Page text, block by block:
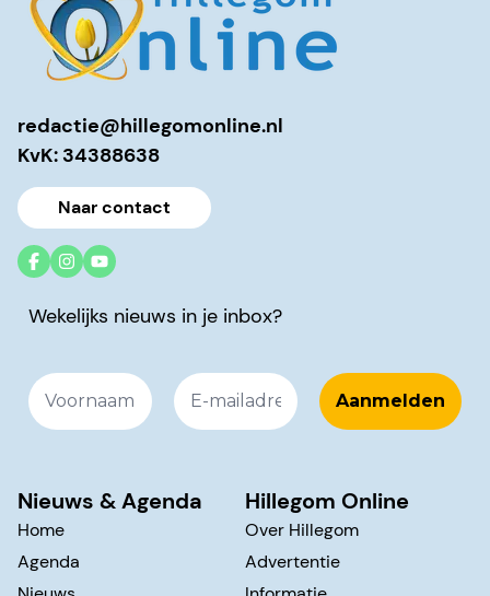
redactie@hillegomonline.nl
KvK: 34388638
Naar contact
Wekelijks nieuws in je inbox?
Nieuws & Agenda
Home
Agenda
Hillegom Online
Over Hillegom
Advertentie